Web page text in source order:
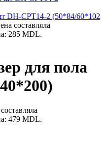
DH-CPT14-2 (50*84/60*102
составляла
285 MDL.
для пола
479 MDL.